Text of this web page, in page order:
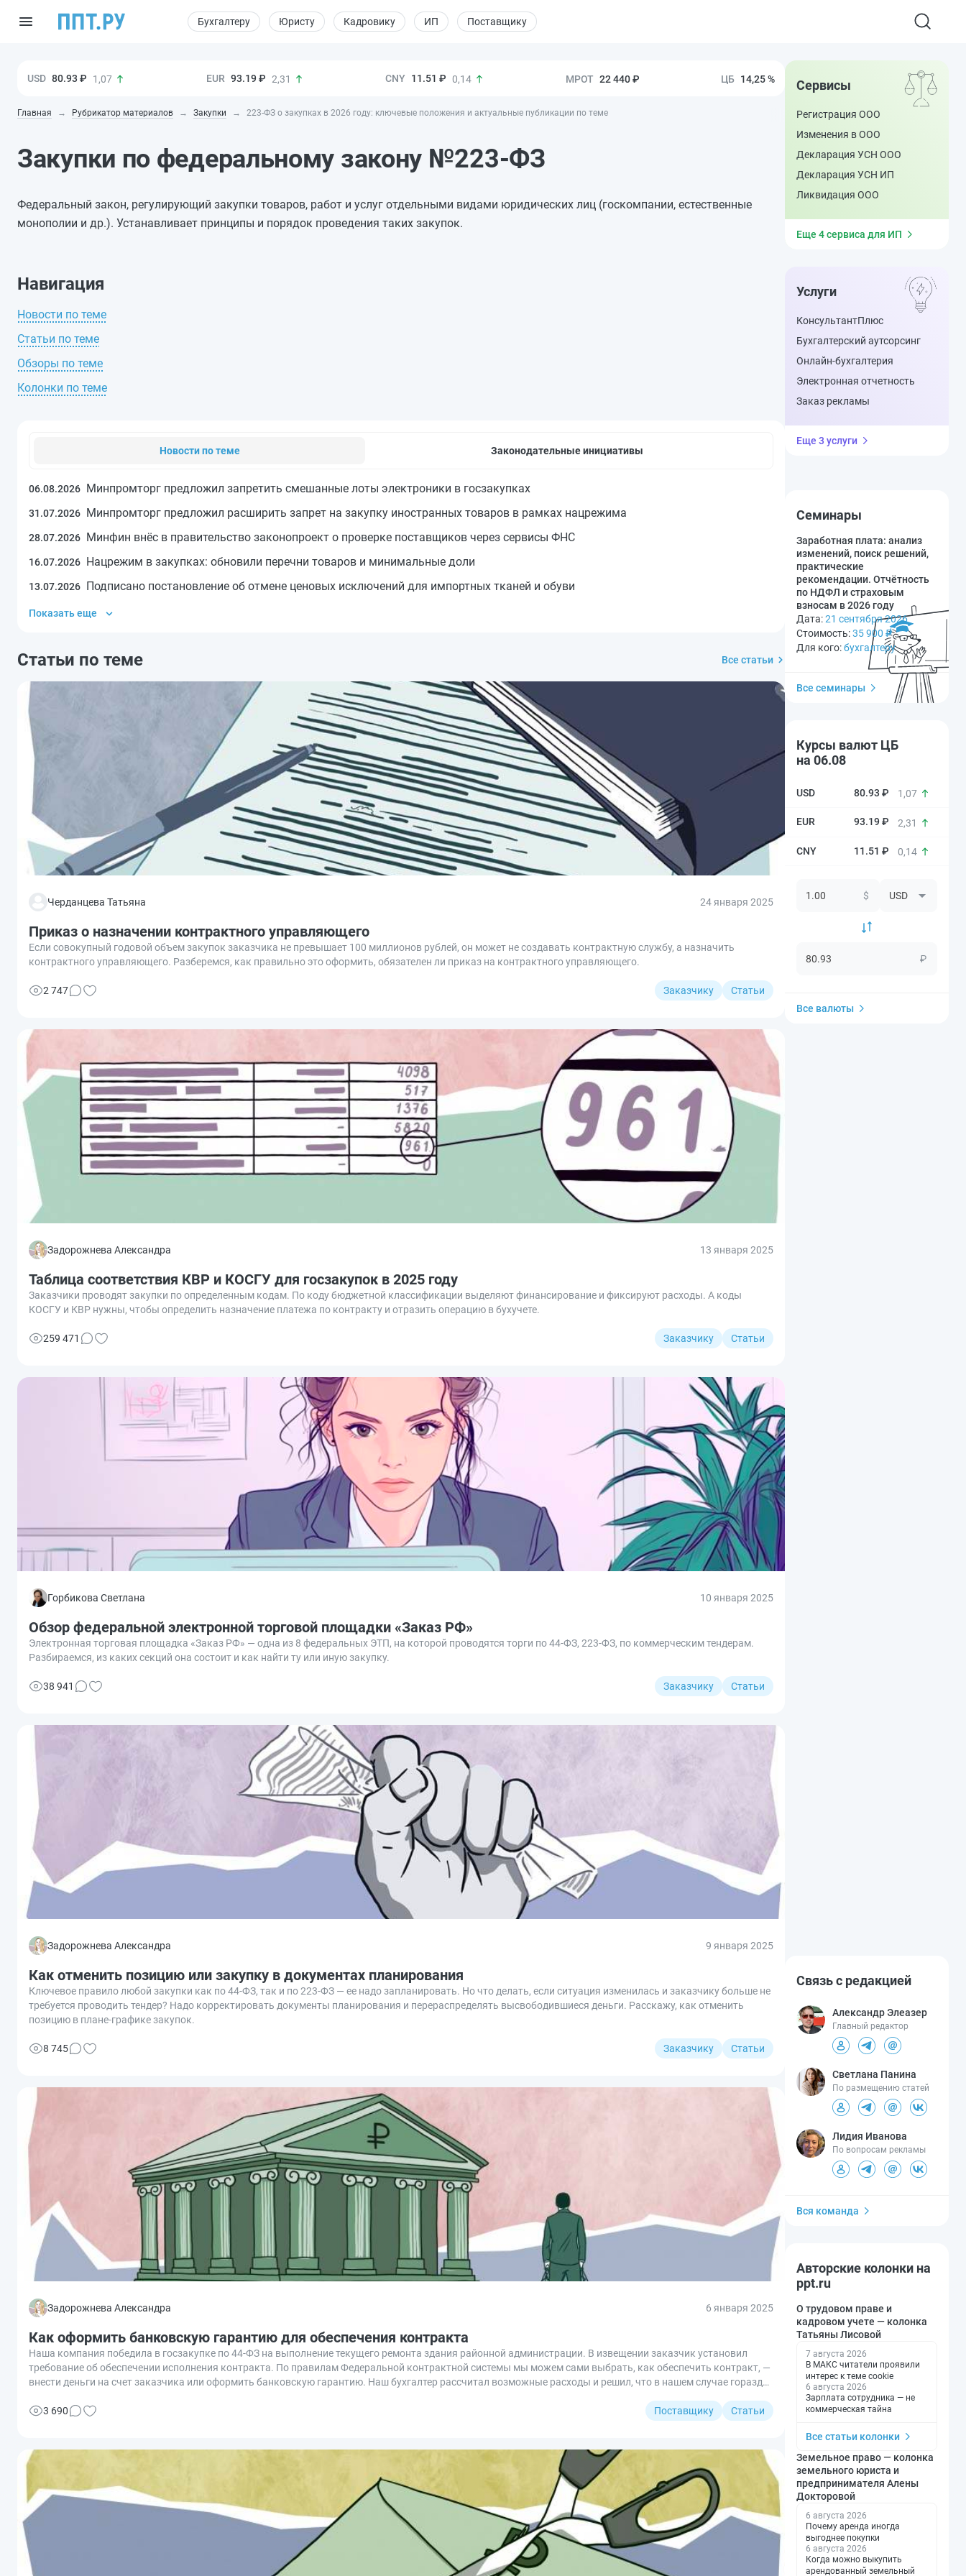
Бухгалтеру Юристу Кадровику ИП Поставщику
80.93 ₽ 1,07 93.19 ₽ 2,31 11.51 ₽ 0,14 22 440 ₽ 14,25 %
Главная Рубрикатор материалов Закупки 223-ФЗ о закупках в 2026 году: ключевые положения и актуальные публикации по теме
Закупки по федеральному закону №223-ФЗ
Федеральный закон, регулирующий закупки товаров, работ и услуг отдельными видами юридических лиц (госкомпании, естественные
монополии и др.). Устанавливает принципы и порядок проведения таких закупок.
Новости по теме Законодательные инициативы
06.08.2026 Минпромторг предложил запретить смешанные лоты электроники в госзакупках
31.07.2026 Минпромторг предложил расширить запрет на закупку иностранных товаров в рамках нацрежима
28.07.2026 Минфин внёс в правительство законопроект о проверке поставщиков через сервисы ФНС
16.07.2026 Нацрежим в закупках: обновили перечни товаров и минимальные доли
13.07.2026 Подписано постановление об отмене ценовых исключений для импортных тканей и обуви
Показать еще
Статьи по теме Все статьи
Черданцева Татьяна 24 января 2025
Приказ о назначении контрактного управляющего
Если совокупный годовой объем закупок заказчика не превышает 100 миллионов рублей, он может не создавать контрактную службу, а назначить
контрактного управляющего. Разберемся, как правильно это оформить, обязателен ли приказ на контрактного управляющего.
Заказчику Статьи
2 747
Задорожнева Александра 13 января 2025
Таблица соответствия КВР и КОСГУ для госзакупок в 2025 году
Заказчики проводят закупки по определенным кодам. По коду бюджетной классификации выделяют финансирование и фиксируют расходы. А коды
КОСГУ и КВР нужны, чтобы определить назначение платежа по контракту и отразить операцию в бухучете.
Заказчику Статьи
259 471
Горбикова Светлана 10 января 2025
Обзор федеральной электронной торговой площадки «Заказ РФ»
Электронная торговая площадка «Заказ РФ» — одна из 8 федеральных ЭТП, на которой проводятся торги по 44-ФЗ, 223-ФЗ, по коммерческим тендерам.
Разбираемся, из каких секций она состоит и как найти ту или иную закупку.
Заказчику Статьи
38 941
Задорожнева Александра 9 января 2025
Как отменить позицию или закупку в документах планирования
Ключевое правило любой закупки как по 44-ФЗ, так и по 223-ФЗ — ее надо запланировать. Но что делать, если ситуация изменилась и заказчику больше не
требуется проводить тендер? Надо корректировать документы планирования и перераспределять высвободившиеся деньги. Расскажу, как отменить
позицию в плане-графике закупок.
Заказчику Статьи
8 745
Задорожнева Александра 6 января 2025
Как оформить банковскую гарантию для обеспечения контракта
Наша компания победила в госзакупке по 44-ФЗ на выполнение текущего ремонта здания районной администрации. В извещении заказчик установил
требование об обеспечении исполнения контракта. По правилам Федеральной контрактной системы мы можем сами выбрать, как обеспечить контракт, —
внести деньги на счет заказчика или оформить банковскую гарантию. Наш бухгалтер рассчитал возможные расходы и решил, что в нашем случае гораздо
Поставщику
Статьи
3 690
Навигация
Новости по теме
Статьи по теме
Обзоры по теме
Колонки по теме
Сервисы
Регистрация ООО
Изменения в ООО
Декларация УСН ООО
Декларация УСН ИП
Ликвидация ООО
Еще 4 сервиса для ИП
Услуги
КонсультантПлюс
Бухгалтерский аутсорсинг
Онлайн-бухгалтерия
Электронная отчетность
Заказ рекламы
Еще 3 услуги
Семинары
Заработная плата: анализ
изменений, поиск решений,
практические
рекомендации. Отчётность
по НДФЛ и страховым
взносам в 2026 году
Дата:21 сентября 2026
Стоимость:35 900 ₽
Для кого:бухгалтеру
Все семинары
Курсы валют ЦБ
на 06.08
80.93 ₽ 1,07
93.19 ₽ 2,31
11.51 ₽ 0,14
$
₽
Все валюты
Связь с редакцией
Александр Элеазер
Главный редактор
Светлана Панина
По размещению статей
Лидия Иванова
По вопросам рекламы
Вся команда
Авторские колонки на
ppt.ru
О трудовом праве и
кадровом учете — колонка
Татьяны Лисовой
7 августа 2026
В МАКС читатели проявили
интерес к теме cookie
6 августа 2026
Зарплата сотрудника — не
коммерческая тайна
Все статьи колонки
Земельное право — колонка
земельного юриста и
предпринимателя Алены
Докторовой
6 августа 2026
Почему аренда иногда
выгоднее покупки
6 августа 2026
Когда можно выкупить
арендованный земельный